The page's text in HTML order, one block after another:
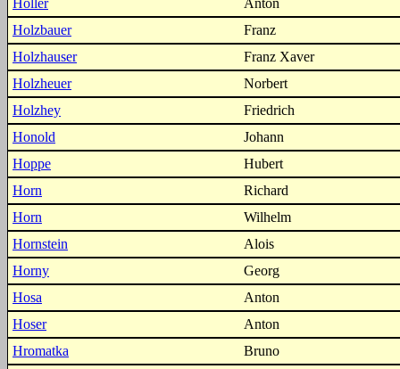
Holler
Anton
Holzbauer
Franz
Holzhauser
Franz Xaver
Holzheuer
Norbert
Holzhey
Friedrich
Honold
Johann
Hoppe
Hubert
Horn
Richard
Horn
Wilhelm
Hornstein
Alois
Horny
Georg
Hosa
Anton
Hoser
Anton
Hromatka
Bruno